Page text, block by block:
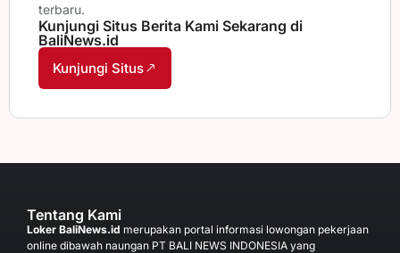
terbaru.
Kunjungi Situs Berita Kami Sekarang di
BaliNews.id
Kunjungi Situs
Tentang Kami
Loker BaliNews.id merupakan portal informasi lowongan pekerjaan
online dibawah naungan PT BALI NEWS INDONESIA yang